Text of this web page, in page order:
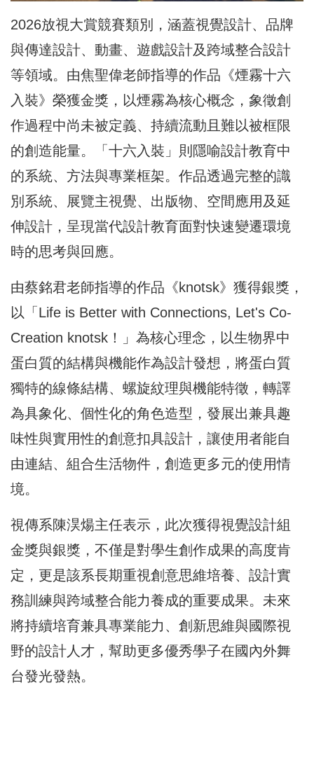
2026放視大賞競賽類別，涵蓋視覺設計、品牌
與傳達設計、動畫、遊戲設計及跨域整合設計
等領域。由焦聖偉老師指導的作品《煙霧十六
入裝》榮獲金獎，以煙霧為核心概念，象徵創
作過程中尚未被定義、持續流動且難以被框限
的創造能量。「十六入裝」則隱喻設計教育中
的系統、方法與專業框架。作品透過完整的識
別系統、展覽主視覺、出版物、空間應用及延
伸設計，呈現當代設計教育面對快速變遷環境
時的思考與回應。
由蔡銘君老師指導的作品《knotsk》獲得銀獎，
以「Life is Better with Connections, Let's Co-
Creation knotsk！」為核心理念，以生物界中
蛋白質的結構與機能作為設計發想，將蛋白質
獨特的線條結構、螺旋紋理與機能特徵，轉譯
為具象化、個性化的角色造型，發展出兼具趣
味性與實用性的創意扣具設計，讓使用者能自
由連結、組合生活物件，創造更多元的使用情
境。
視傳系陳淏煬主任表示，此次獲得視覺設計組
金獎與銀獎，不僅是對學生創作成果的高度肯
定，更是該系長期重視創意思維培養、設計實
務訓練與跨域整合能力養成的重要成果。未來
將持續培育兼具專業能力、創新思維與國際視
野的設計人才，幫助更多優秀學子在國內外舞
台發光發熱。